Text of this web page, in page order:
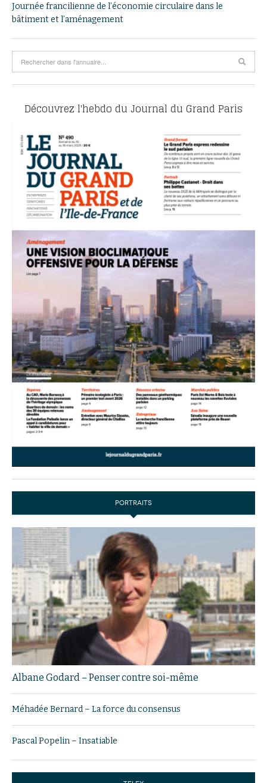
Journée francilienne de l’économie circulaire dans le
bâtiment et l’aménagement
Découvrez l'hebdo du Journal du Grand Paris
PORTRAITS
Albane Godard – Penser contre soi-même
Méhadée Bernard – La force du consensus
Pascal Popelin – Insatiable